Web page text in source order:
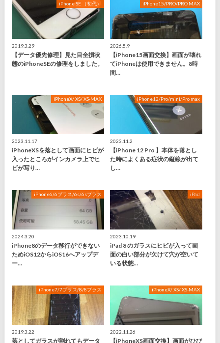
iPhone SE （初代）
2019.3.29
【データ優先修理】見た目全損状
態のiPhoneSEの修理をしました。
iPhone15/PRO/PRO MAX
2026.5.9
【iPhone15画面交換】画面が壊れ
てiPhoneは使用できません。8時
間…
iPhoneX/ XS/ XS-MAX
2023.11.17
iPhoneXSを落として画面にヒビが
入ったところがインカメラ上でヒ
ビが写り…
iPhone12/Pro/mini/Pro max
2023.11.2
【iPhone 12 Pro 】本体を落とし
た時によくある症状の縦線が出て
し…
iPhone6/6プラス/6s/6sプラス
2024.3.20
iPhone8のデータ移行ができない
ためiOS12からiOS16へアップデ
ー…
iPad
2023.10.19
iPad 8 のガラスにヒビが入って画
面の白い部分が欠けて穴が空いて
いる状態…
iPhone7/7プラス/8/8プラス
2019.3.22
落としてガラスが割れてもデータ
iPhoneX/ XS/ XS-MAX
2022.11.26
【iPhoneXS画面交換】画面がひび